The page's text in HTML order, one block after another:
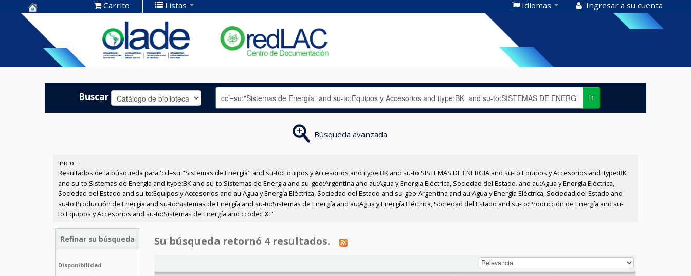
Centro de
Documentación
OLADE -
Carrito Listas Idiomas Ingresar a su cuenta
Buscar Ir
Búsqueda avanzada
Inicio ›
Resultados de la búsqueda para 'ccl=su:"Sistemas de Energía" and su-to:Equipos y Accesorios and itype:BK and su-to:SISTEMAS DE ENERGIA and su-to:Equipos y Accesorios and itype:BK
and su-to:Sistemas de Energía and itype:BK and su-to:Sistemas de Energía and su-geo:Argentina and au:Agua y Energía Eléctrica, Sociedad del Estado. and au:Agua y Energía Eléctrica,
Sociedad del Estado and su-to:Equipos y Accesorios and au:Agua y Energía Eléctrica, Sociedad del Estado and su-geo:Argentina and au:Agua y Energía Eléctrica, Sociedad del Estado and
su-to:Producción de Energía and su-to:Sistemas de Energía and su-to:Sistemas de Energía and au:Agua y Energía Eléctrica, Sociedad del Estado and su-to:Producción de Energía and su-
to:Equipos y Accesorios and su-to:Sistemas de Energía and ccode:EXT'
Refinar su búsqueda
Disponibilidad
Su búsqueda retornó 4 resultados.